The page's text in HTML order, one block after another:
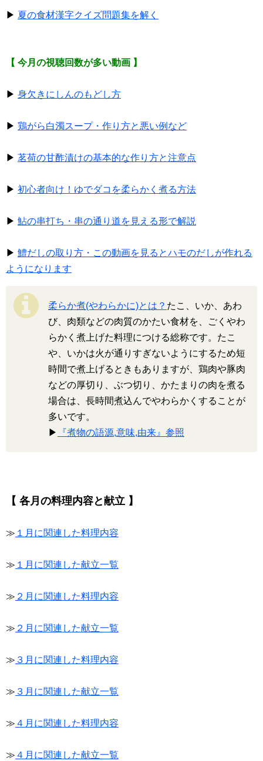
▶ 夏の食材漢字クイズ問題集を解く
【 今月の視聴回数が多い動画 】
▶ 身欠きにしんのもどし方
▶ 鶏がら白濁スープ・作り方と悪い例など
▶ 茗荷の甘酢漬けの基本的な作り方と注意点
▶ 初心者向け！ゆでダコを柔らかく煮る方法
▶ 鮎の串打ち・串の通り道を見える形で解説
▶ 鱧だしの取り方・この動画を見るとハモのだしが作れる
ようになります
柔らか煮(やわらかに)とは？ たこ、いか、あわ
び、肉類などの肉質のかたい食材を、ごくやわ
らかく煮上げた料理につける総称です。たこ
や、いかは火が通りすぎないようにするため短
時間で煮上げるときもありますが、鶏肉や豚肉
などの厚切り、ぶつ切り、かたまりの肉を煮る
場合は、長時間煮込んでやわらかくすることが
多いです。
▶
『煮物の語源,意味,由来』参照
【 各月の料理内容と献立 】
≫ １月に関連した料理内容
≫ １月に関連した献立一覧
≫ ２月に関連した料理内容
≫ ２月に関連した献立一覧
≫ ３月に関連した料理内容
≫ ３月に関連した献立一覧
≫ ４月に関連した料理内容
≫ ４月に関連した献立一覧